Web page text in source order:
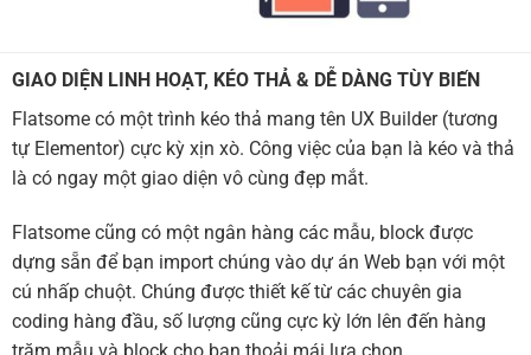
GIAO DIỆN LINH HOẠT, KÉO THẢ & DỄ DÀNG TÙY BIẾN
Flatsome có một trình kéo thả mang tên UX Builder (tương
tự Elementor) cực kỳ xịn xò. Công việc của bạn là kéo và thả
là có ngay một giao diện vô cùng đẹp mắt.
Flatsome cũng có một ngân hàng các mẫu, block được
dựng sẵn để bạn import chúng vào dự án Web bạn với một
cú nhấp chuột. Chúng được thiết kế từ các chuyên gia
coding hàng đầu, số lượng cũng cực kỳ lớn lên đến hàng
trăm mẫu và block cho bạn thoải mái lựa chọn.